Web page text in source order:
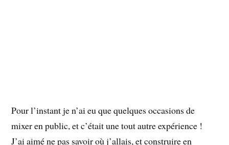
Pour l’instant je n’ai eu que quelques occasions de
mixer en public, et c’était une tout autre expérience !
J’ai aimé ne pas savoir où j’allais, et construire en